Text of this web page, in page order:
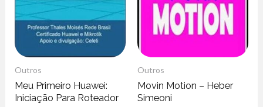
Outros
Meu Primeiro Huawei:
Iniciação Para Roteador
Outros
Movin Motion – Heber
Simeoni